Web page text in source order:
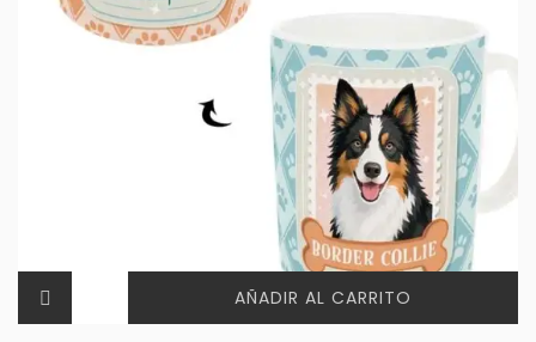
AÑADIR AL CARRITO